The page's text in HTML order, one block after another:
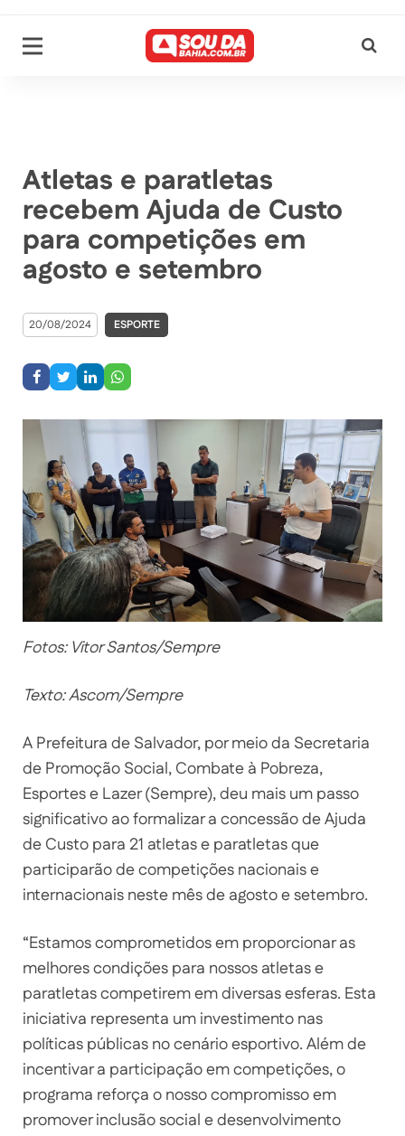
Atletas e paratletas
recebem Ajuda de Custo
para competições em
agosto e setembro
20/08/2024 ESPORTE
Fotos: Vitor Santos/Sempre
Texto: Ascom/Sempre
A Prefeitura de Salvador, por meio da Secretaria
de Promoção Social, Combate à Pobreza,
Esportes e Lazer (Sempre), deu mais um passo
significativo ao formalizar a concessão de Ajuda
de Custo para 21 atletas e paratletas que
participarão de competições nacionais e
internacionais neste mês de agosto e setembro.
“Estamos comprometidos em proporcionar as
melhores condições para nossos atletas e
paratletas competirem em diversas esferas. Esta
iniciativa representa um investimento nas
políticas públicas no cenário esportivo. Além de
incentivar a participação em competições, o
programa reforça o nosso compromisso em
promover inclusão social e desenvolvimento